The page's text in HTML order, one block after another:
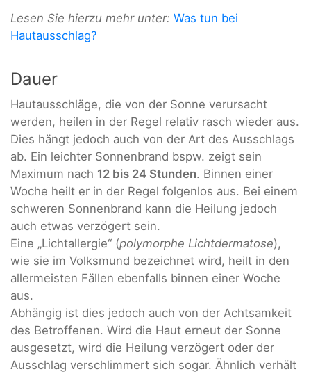
Lesen Sie hierzu mehr unter: Was tun bei
Hautausschlag?
Dauer
Hautausschläge, die von der Sonne verursacht
werden, heilen in der Regel relativ rasch wieder aus.
Dies hängt jedoch auch von der Art des Ausschlags
ab. Ein leichter Sonnenbrand bspw. zeigt sein
Maximum nach 12 bis 24 Stunden. Binnen einer
Woche heilt er in der Regel folgenlos aus. Bei einem
schweren Sonnenbrand kann die Heilung jedoch
auch etwas verzögert sein.
Eine „Lichtallergie“ (polymorphe Lichtdermatose),
wie sie im Volksmund bezeichnet wird, heilt in den
allermeisten Fällen ebenfalls binnen einer Woche
aus.
Abhängig ist dies jedoch auch von der Achtsamkeit
des Betroffenen. Wird die Haut erneut der Sonne
ausgesetzt, wird die Heilung verzögert oder der
Ausschlag verschlimmert sich sogar. Ähnlich verhält